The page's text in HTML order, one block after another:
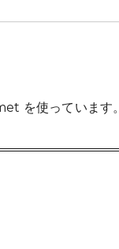
を使っています。